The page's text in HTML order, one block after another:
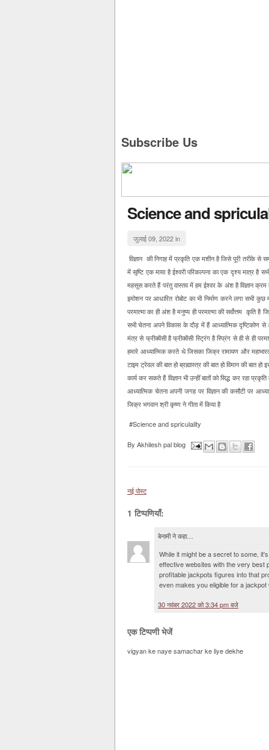
Subscribe Us
Science and
जुलाई 09, 2022 in
विज्ञान की निगाह में प्रकृति एक मशीन है जिसे पूरी तरीके
में सृष्टि एक माया है ईश्वरी परिकल्पना का एक दृश्य मात्र
महसूस करते हैं परंतु वास्तव में हम ईश्वर के अंश है विज्ञान क्रम
इमोशन पर आधारित रोबोट का भी निर्माण करने लगा सभी
परमात्मा का ही अंश है मनुष्य ही परमात्मा की सर्वोत्तम
सभी चेतना अपने विकास के दौड़ में हैं आध्यात्मिक दृष्टिकोण से
मंत्र से फ्रीक्वेंसी है फ्रीक्वेंसी स्ट्रिंग है स्प्रिंग से ही से ही
हमारे आध्यात्मिक करते थे जिसका जिक्र रामायण और
टाइम ट्रेवल की बात हो ब्रह्मास्त्र की बात हो विमान की बात
कार्य कर सकते हैं विज्ञान भी उन्हीं बातों को सिद्ध कर रहा
आध्यात्मिक चेतना अपनी जगह पर विज्ञान की कसौटी पर
जिक्र भगवान श्री कृष्ण ने गीता में किया है
#Science and spriculality
By Akhilesh pal blog
नई पोस्ट
1 टिप्पणियाँ:
बेनामी ने कहा…
While it might be a secret to some,
effective websites with the very best
profitable jackpots figures into that
even makes you eligible for a jackpot
30 नवंबर 2022 को 3:34 pm बजे
एक टिप्पणी भेजें
vigyan ke naye samachar ke liye dekhe